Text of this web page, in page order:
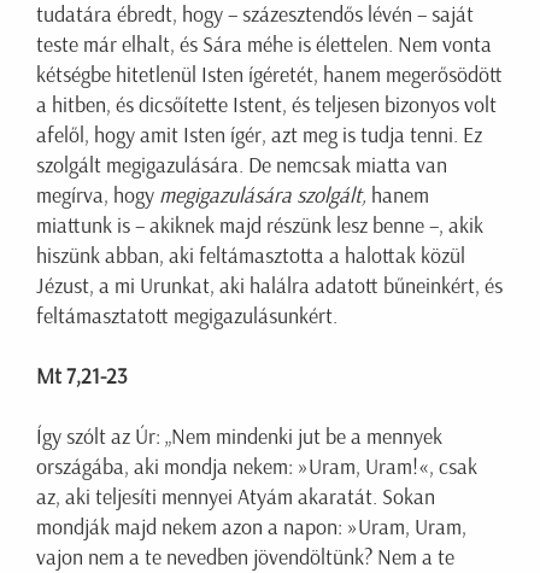
tudatára ébredt, hogy – százesztendős lévén – saját
teste már elhalt, és Sára méhe is élettelen. Nem vonta
kétségbe hitetlenül Isten ígéretét, hanem megerősödött
a hitben, és dicsőítette Istent, és teljesen bizonyos volt
afelől, hogy amit Isten ígér, azt meg is tudja tenni. Ez
szolgált megigazulására. De nemcsak miatta van
megírva, hogy megigazulására szolgált, hanem
miattunk is – akiknek majd részünk lesz benne –, akik
hiszünk abban, aki feltámasztotta a halottak közül
Jézust, a mi Urunkat, aki halálra adatott bűneinkért, és
feltámasztatott megigazulásunkért.
Mt 7,21-23
Így szólt az Úr: „Nem mindenki jut be a mennyek
országába, aki mondja nekem: »Uram, Uram!«, csak
az, aki teljesíti mennyei Atyám akaratát. Sokan
mondják majd nekem azon a napon: »Uram, Uram,
vajon nem a te nevedben jövendöltünk? Nem a te